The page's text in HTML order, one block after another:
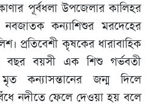
পূর্বধলা উপজেলার কালিহর
কন্যাশিশুর মরদেহের
প্রতিবেশী কৃষকের ধারাবাহিক
বছর বয়সী এক শিশু গর্ভবতী
কন্যাসন্তানের জন্ম দিলে
নদীতে ফেলে দেওয়া হয় বলে